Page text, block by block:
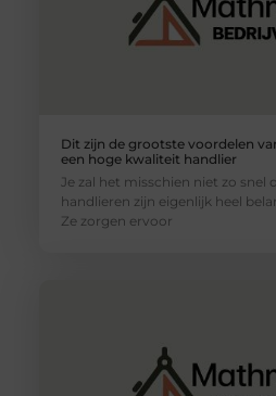
Dit zijn de grootste voordelen
een hoge kwaliteit handlier
Je zal het misschien niet zo snel
handlieren zijn eigenlijk heel
Ze zorgen ervoor